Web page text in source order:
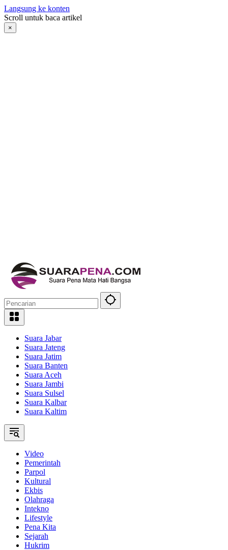
Langsung ke konten
Scroll untuk baca artikel
×
Suara Jabar
Suara Jateng
Suara Jatim
Suara Banten
Suara Aceh
Suara Jambi
Suara Sulsel
Suara Kalbar
Suara Kaltim
Video
Pemerintah
Parpol
Kultural
Ekbis
Olahraga
Intekno
Lifestyle
Pena Kita
Sejarah
Hukrim